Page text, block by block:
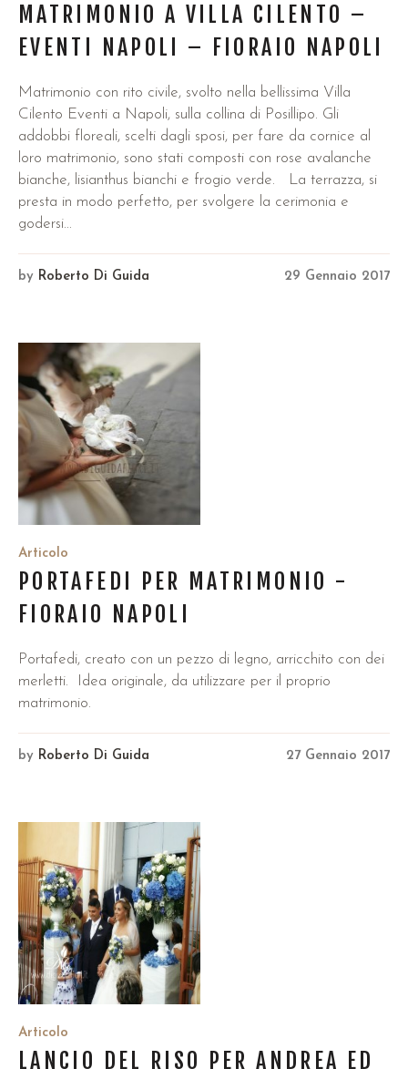
MATRIMONIO A VILLA CILENTO –
EVENTI NAPOLI – FIORAIO NAPOLI
Matrimonio con rito civile, svolto nella bellissima Villa
Cilento Eventi a Napoli, sulla collina di Posillipo. Gli
addobbi floreali, scelti dagli sposi, per fare da cornice al
loro matrimonio, sono stati composti con rose avalanche
bianche, lisianthus bianchi e frogio verde. La terrazza, si
presta in modo perfetto, per svolgere la cerimonia e
godersi...
29 Gennaio 2017
by Roberto Di Guida
Articolo
PORTAFEDI PER MATRIMONIO -
FIORAIO NAPOLI
Portafedi, creato con un pezzo di legno, arricchito con dei
merletti. Idea originale, da utilizzare per il proprio
matrimonio.
27 Gennaio 2017
by Roberto Di Guida
Articolo
LANCIO DEL RISO PER ANDREA ED